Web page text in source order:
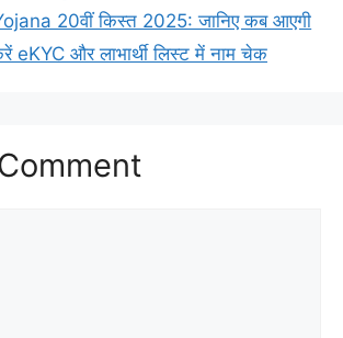
20वीं किस्त 2025: जानिए कब आएगी
eKYC और लाभार्थी लिस्ट में नाम चेक